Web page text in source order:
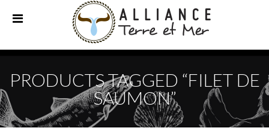
PRODUCTS TAGGED “FILET DE
SAUMON”